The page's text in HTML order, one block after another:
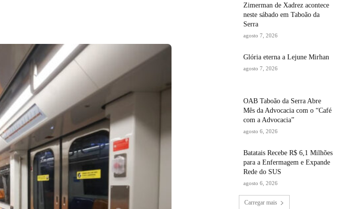
Zimerman de Xadrez acontece
neste sábado em Taboão da
Serra
agosto 7, 2026
Glória eterna a Lejune Mirhan
agosto 7, 2026
OAB Taboão da Serra Abre
Mês da Advocacia com o “Café
com a Advocacia”
agosto 6, 2026
Batatais Recebe R$ 6,1 Milhões
para a Enfermagem e Expande
Rede do SUS
agosto 6, 2026
Carregar mais